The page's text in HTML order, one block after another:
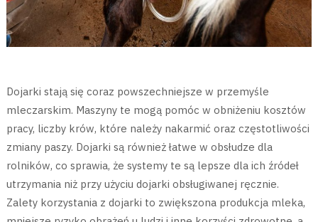
Dojarki stają się coraz powszechniejsze w przemyśle
mleczarskim. Maszyny te mogą pomóc w obniżeniu kosztów
pracy, liczby krów, które należy nakarmić oraz częstotliwości
zmiany paszy. Dojarki są również łatwe w obsłudze dla
rolników, co sprawia, że systemy te są lepsze dla ich źródeł
utrzymania niż przy użyciu dojarki obsługiwanej ręcznie.
Zalety korzystania z dojarki to zwiększona produkcja mleka,